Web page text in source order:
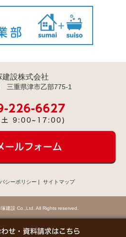
建設株式会社
三重県津市乙部775-1
シーポリシー サイトマップ
建設 Co.,Ltd. All Rights reserved.